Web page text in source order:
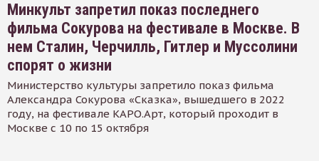
Минкульт запретил показ последнего
фильма Сокурова на фестивале в Москве. В
нем Сталин, Черчилль, Гитлер и Муссолини
спорят о жизни
Министерство культуры запретило показ фильма
Александра Сокурова «Сказка», вышедшего в 2022
году, на фестивале КАРО.Арт, который проходит в
Москве с 10 по 15 октября